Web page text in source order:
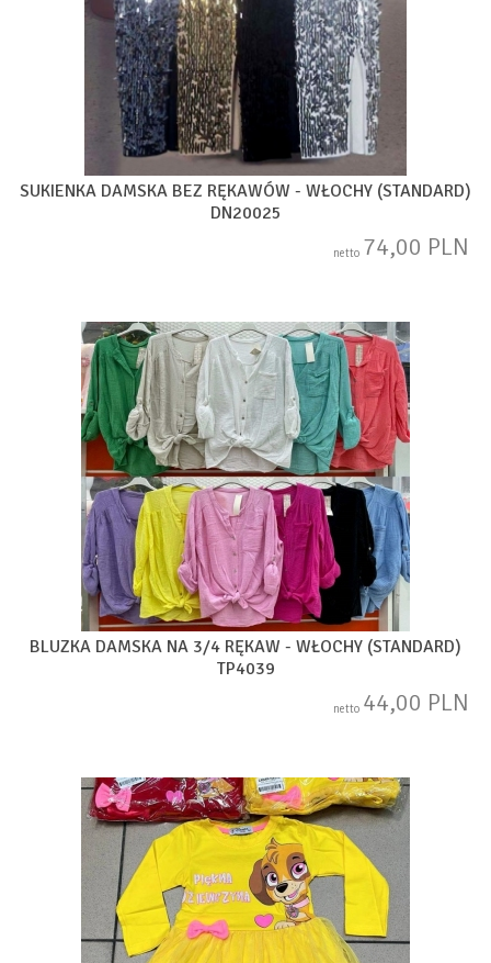
SUKIENKA DAMSKA BEZ RĘKAWÓW - WŁOCHY (STANDARD)
DN20025
netto 74,00 PLN
BLUZKA DAMSKA NA 3/4 RĘKAW - WŁOCHY (STANDARD)
TP4039
netto 44,00 PLN